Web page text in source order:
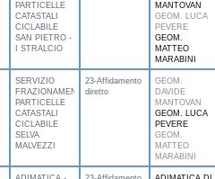
PARTICELLE
CATASTALI
CICLABILE
SAN PIETRO -
I STRALCIO
MANTOVAN
GEOM. LUCA
PEVERE
GEOM.
MATTEO
MARABINI
SERVIZIO
FRAZIONAMENTO
PARTICELLE
CATASTALI
CICLABILE
SELVA
MALVEZZI
23-Affidamento
diretto
GEOM.
DAVIDE
MANTOVAN
GEOM. LUCA
PEVERE
GEOM.
MATTEO
MARABINI